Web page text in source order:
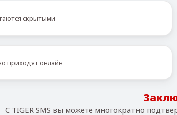
скрытыми
приходят онлайн
С TIGER SMS вы можете многократно